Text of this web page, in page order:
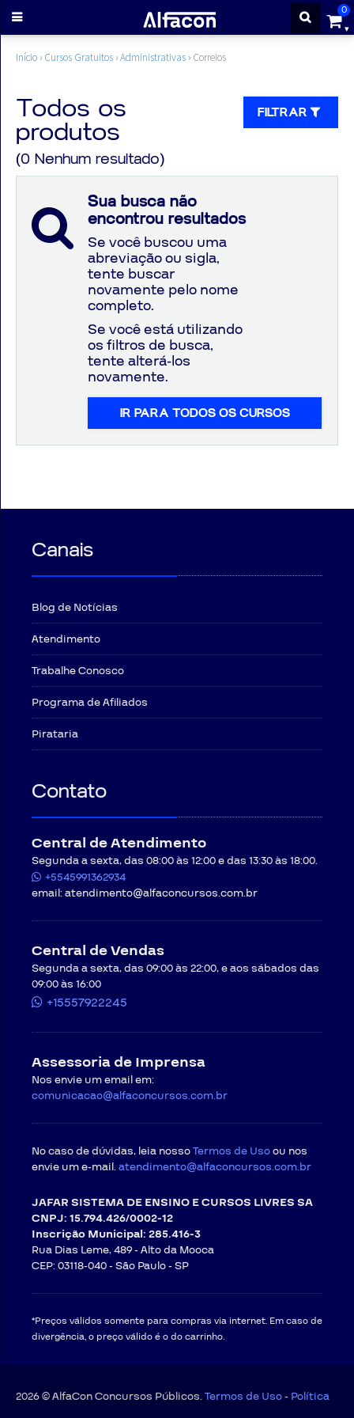
0
ENTRAR
CADASTRE-
SE
Cursos
Aprovados
Aulas
VIVO
GRATUITAS!
Início › Cursos Gratuitos ›Administrativas › Correios
Todos os
produtos
(0 Nenhum resultado)
FILTRAR
Sua busca não
encontrou resultados
Se você buscou uma
abreviação ou sigla,
tente buscar
novamente pelo nome
completo.
Se você está utilizando
os filtros de busca,
tente alterá-los
novamente.
IR PARA TODOS OS CURSOS
Canais
Blog de Notícias
Atendimento
Trabalhe Conosco
Programa de Afiliados
Pirataria
Contato
Central de Atendimento
Segunda a sexta, das 08:00 às 12:00 e das 13:30 às 18:00.
+5545991362934
email:atendimento@alfaconcursos.com.br
Central de Vendas
Segunda a sexta, das 09:00 às 22:00, e aos sábados das
09:00 às 16:00
+15557922245
Assessoria de Imprensa
Nos envie um email em:
comunicacao@alfaconcursos.com.br
No caso de dúvidas, leia nossoTermos de Usoou nos
envie um e-mail.atendimento@alfaconcursos.com.br
JAFAR SISTEMA DE ENSINO E CURSOS LIVRES SA
CNPJ: 15.794.426/0002-12
Inscrição Municipal: 285.416-3
Rua Dias Leme, 489 - Alto da Mooca
CEP: 03118-040 -São Paulo - SP
*Preços válidos somente para compras via internet. Em caso de
divergência, o preço válido é o do carrinho.
2026 © AlfaCon Concursos Públicos.Termos de Uso- Política